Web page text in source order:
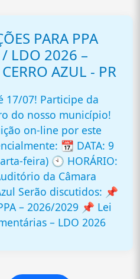
PARA PPA
LDO 2026 –
AZUL - PR
17/07! Participe da
do nosso município!
on-line por este
📆 DATA: 9
feira) 🕙 HORÁRIO:
da Câmara
Serão discutidos: 📌
– 2026/2029 📌 Lei
– LDO 2026